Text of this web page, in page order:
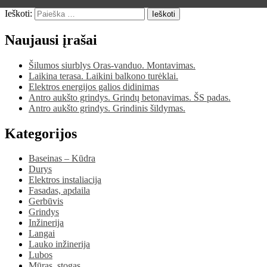
Ieškoti: Ieškoti
Naujausi įrašai
Šilumos siurblys Oras-vanduo. Montavimas.
Laikina terasa. Laikini balkono turėklai.
Elektros energijos galios didinimas
Antro aukšto grindys. Grindų betonavimas. ŠS padas.
Antro aukšto grindys. Grindinis šildymas.
Kategorijos
Baseinas – Kūdra
Durys
Elektros instaliacija
Fasadas, apdaila
Gerbūvis
Grindys
Inžinerija
Langai
Lauko inžinerija
Lubos